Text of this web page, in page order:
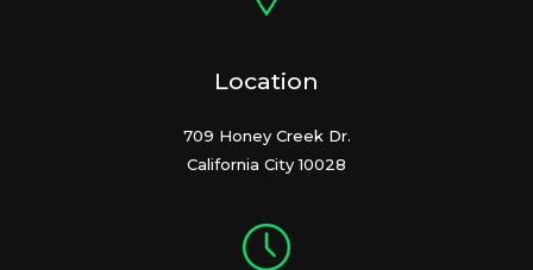
Location
709 Honey Creek Dr.
California City 10028